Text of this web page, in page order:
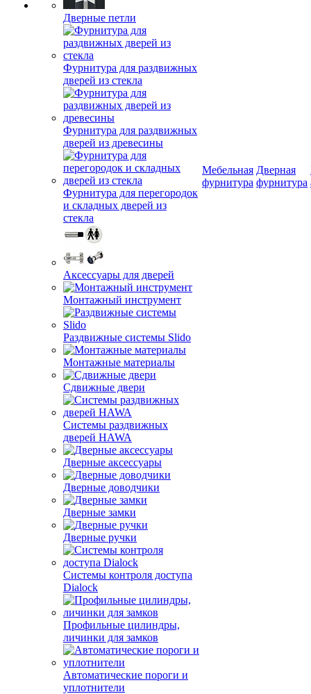
Дверные петли
Фурнитура для раздвижных
дверей из стекла
Фурнитура для раздвижных
дверей из древесины
Фурнитура для перегородок
и складных дверей из
стекла
Аксессуары для дверей
Монтажный инструмент
Раздвижные системы Slido
Монтажные материалы
Сдвижные двери
Системы раздвижных
дверей HAWA
Дверные аксессуары
Дверные доводчики
Дверные замки
Дверные ручки
Системы контроля доступа
Dialock
Профильные цилиндры,
личинки для замков
Автоматические пороги и
уплотнители
Мебельная
фурнитура
Дверная
фурнитура